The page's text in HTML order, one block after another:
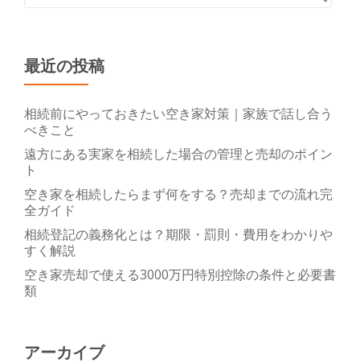
最近の投稿
相続前にやっておきたい空き家対策｜家族で話し合う
べきこと
遠方にある実家を相続した場合の管理と売却のポイン
ト
空き家を相続したらまず何をする？売却までの流れ完
全ガイド
相続登記の義務化とは？期限・罰則・費用をわかりや
すく解説
空き家売却で使える3000万円特別控除の条件と必要書
類
アーカイブ